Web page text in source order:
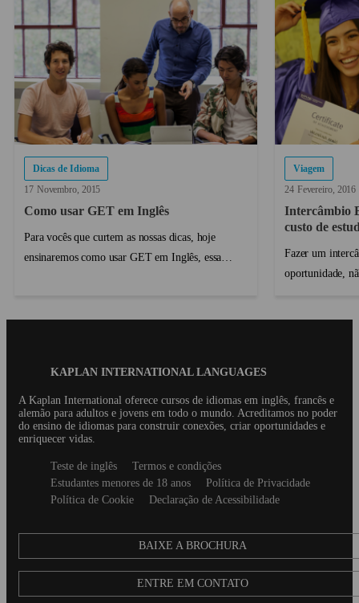
Dicas de Idioma
17 Novembro 2015
Como usar GET em Inglês
Para vocês que curtem as nossas dicas, hoje
ensinaremos como usar GET em Inglês, essa
palavras muito curtas que os nativos da língua
Viagem
24 Fevereiro 2016
Intercâmbio
custo de
Fazer um
oportunidade,
KAPLAN INTERNATIONAL LANGUAGES
A Kaplan International oferece cursos de idiomas em inglês, francês e
alemão para adultos e jovens em todo o mundo. Acreditamos no poder
do ensino de idiomas para construir conexões, criar oportunidades e
enriquecer vidas.
SecondaryTeste de inglês
Termos e condições
Estudantes menores de 18 anos
Política de Privacidade
Política de Cookie
Declaração de Acessibilidade
BAIXE A BROCHURA
ENTRE EM CONTATO